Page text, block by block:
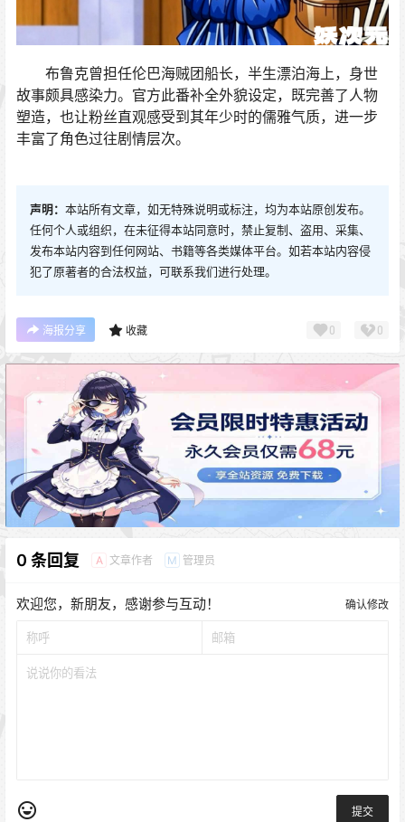
布鲁克曾担任伦巴海贼团船长，半生漂泊海上，身世
故事颇具感染力。官方此番补全外貌设定，既完善了人物
塑造，也让粉丝直观感受到其年少时的儒雅气质，进一步
丰富了角色过往剧情层次。
声明： 本站所有文章，如无特殊说明或标注，均为本站原创发布。
任何个人或组织，在未征得本站同意时，禁止复制、盗用、采集、
发布本站内容到任何网站、书籍等各类媒体平台。如若本站内容侵
犯了原著者的合法权益，可联系我们进行处理。
海报分享 收藏 0 0
0 条回复 A 文章作者 M 管理员
欢迎您，新朋友，感谢参与互动！ 确认修改
提交